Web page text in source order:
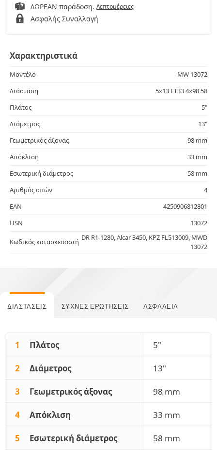
ΔΩΡΕΑΝ παράδοση. Λεπτομέρειες
Ασφαλής Συναλλαγή
Χαρακτηριστικά
Μοντέλο
MW 13072
Διάσταση
5x13 ET33 4x98 58
Πλάτος
5"
Διάμετρος
13"
Γεωμετρικός άξονας
98 mm
Απόκλιση
33 mm
Εσωτερική διάμετρος
58 mm
Αριθμός οπών
4
EAN
4250906812801
HSN
13072
Κωδικός κατασκευαστή
DR R1-1280, Alcar 3450, KPZ FL513009, MWD
13072
ΔΙΑΣΤΆΣΕΙΣ ΣΥΧΝΈΣ ΕΡΩΤΉΣΕΙΣ ΑΣΦΆΛΕΙΑ
1 Πλάτος 5"
2 Διάμετρος 13"
3 Γεωμετρικός άξονας 98 mm
4 Απόκλιση 33 mm
5 Εσωτερική διάμετρος 58 mm